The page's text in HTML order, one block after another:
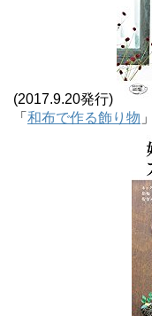
(2017.9.20発行)
「 和布で作る飾り物 」